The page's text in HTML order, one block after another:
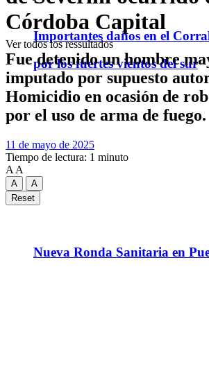
Importantes daños en el
por los fuertes vientos del sur
Nueva Ronda Sanitaria en
Ver todos los ressultados
Córdoba Capital
Fue detenido un hombre
imputado por supuesto
Homicidio en ocasión de
por el uso de arma de fuego.
11 de mayo de 2025
Tiempo de lectura: 1 minuto
A A
A
A
Reset